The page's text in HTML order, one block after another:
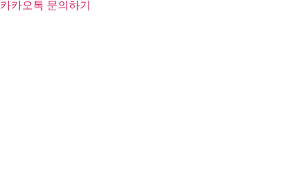
카카오톡 문의하기